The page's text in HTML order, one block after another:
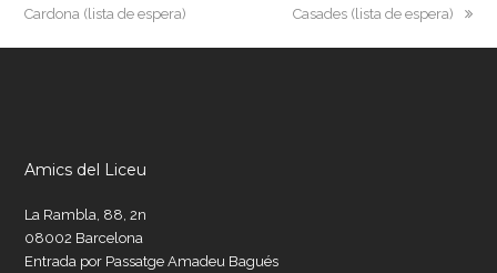
post:
Cardona (lista de espera)
post:
Casades (lista de espera)
Amics del Liceu
La Rambla, 88, 2n
08002 Barcelona
Entrada por Passatge Amadeu Bagués